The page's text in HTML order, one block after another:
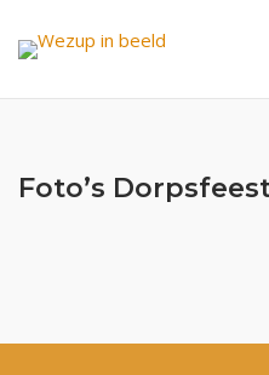
naar
inhoud
Foto’s